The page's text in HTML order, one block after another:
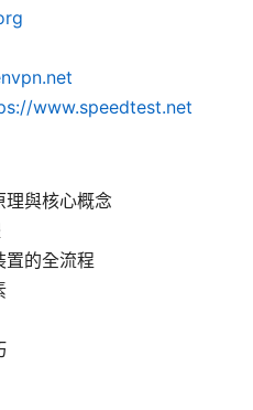
www.speedtest.net
理與核心概念
置的全流程